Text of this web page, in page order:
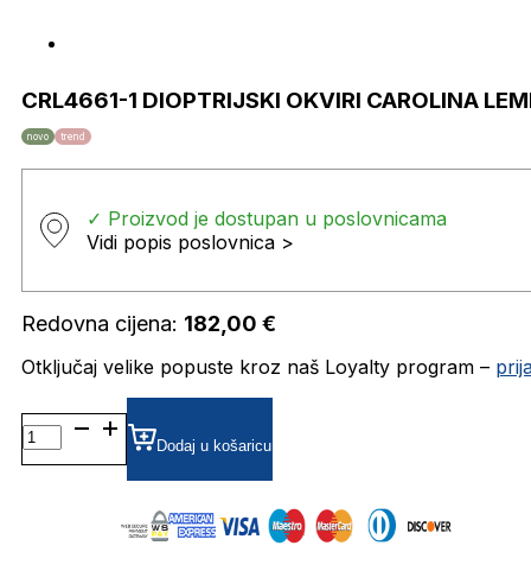
CRL4661-1 DIOPTRIJSKI OKVIRI CAROLINA
novo trend
✓ Proizvod je dostupan u poslovnicama
Vidi popis poslovnica >
Redovna cijena: 182,00 €
Otključaj velike popuste kroz naš Loyalty program –
CRL4661-
1 DIOPTRIJSKI
OKVIRI
Dodaj u košaricu